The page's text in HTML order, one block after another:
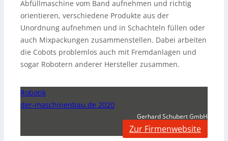
Abfüllmaschine vom Band aufnehmen und richtig
orientieren, verschiedene Produkte aus der
Unordnung aufnehmen und in Schachteln füllen oder
auch Mixpackungen zusammenstellen. Dabei arbeiten
die Cobots problemlos auch mit Fremdanlagen und
sogar Robotern anderer Hersteller zusammen.
Robotik
der-maschinenbau.de 2020
Gerhard Schubert GmbH
Zur Firmenwebsite